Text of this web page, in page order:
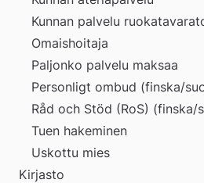
Kunnan palvelu
Omaishoitaja
Paljonko palvelu maksaa
Personligt ombud (finska/
Råd och Stöd (RoS) (finska/
Tuen hakeminen
Uskottu mies
Kirjasto